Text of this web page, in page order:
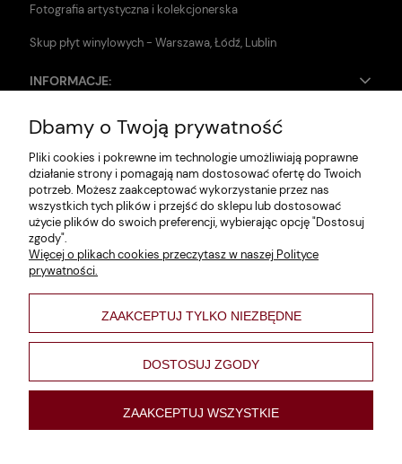
Fotografia artystyczna i kolekcjonerska
Skup płyt winylowych - Warszawa, Łódź, Lublin
INFORMACJE:
Zwroty i reklamacje
Dane firmy
Jak szukać?
Polityka prywatności
Regulamin
Poltyka cookies
varsaviana
Nowości
Dbamy o Twoją prywatność
Pliki cookies i pokrewne im technologie umożliwiają poprawne
działanie strony i pomagają nam dostosować ofertę do Twoich
potrzeb. Możesz zaakceptować wykorzystanie przez nas
wszystkich tych plików i przejść do sklepu lub dostosować
użycie plików do swoich preferencji, wybierając opcję "Dostosuj
zgody".
Więcej o plikach cookies przeczytasz w naszej Polityce
prywatności.
ZAAKCEPTUJ TYLKO NIEZBĘDNE
DOSTOSUJ ZGODY
ZAAKCEPTUJ WSZYSTKIE